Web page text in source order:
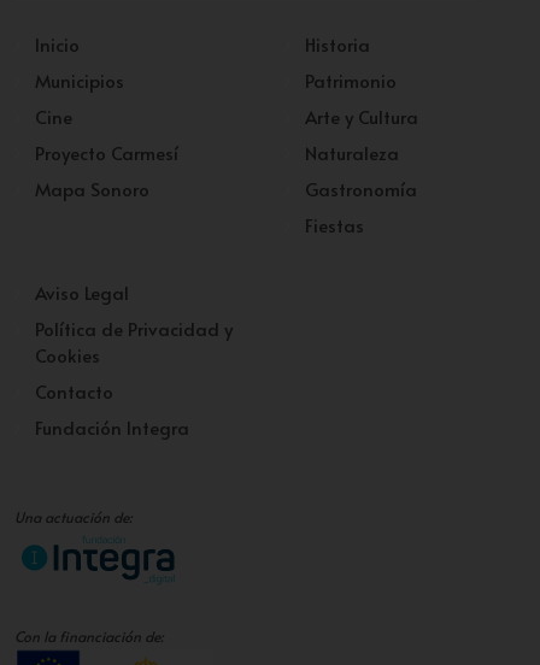
Inicio
Municipios
Cine
Proyecto Carmesí
Mapa Sonoro
Historia
Patrimonio
Arte y Cultura
Naturaleza
Gastronomía
Fiestas
Aviso Legal
Política de Privacidad y
Cookies
Contacto
Fundación Integra
Una actuación de:
Con la financiación de: